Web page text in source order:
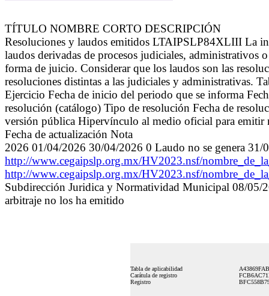
TÍTULO NOMBRE CORTO DESCRIPCIÓN
Resoluciones y laudos emitidos LTAIPSLP84XLIII La
laudos derivadas de procesos judiciales, administrativos
forma de juicio. Considerar que los laudos son las
resoluciones distintas a las judiciales y administrativas.
Ejercicio Fecha de inicio del periodo que se informa
resolución (catálogo) Tipo de resolución Fecha de
versión pública Hipervínculo al medio oficial para emitir
Fecha de actualización Nota
2026 01/04/2026 30/04/2026 0 Laudo no se genera 31/
http://www.cegaipslp.org.mx/HV2023.nsf/
http://www.cegaipslp.org.mx/HV2023.nsf/
Subdirección Juridica y Normatividad Municipal 08/05/
arbitraje no los ha emitido
Tabla de aplicabilidad
Carátula de registro
Registro